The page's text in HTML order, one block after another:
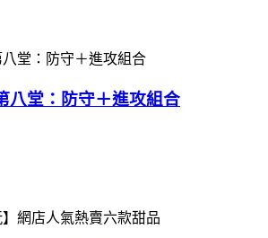
八堂：防守＋進攻組合